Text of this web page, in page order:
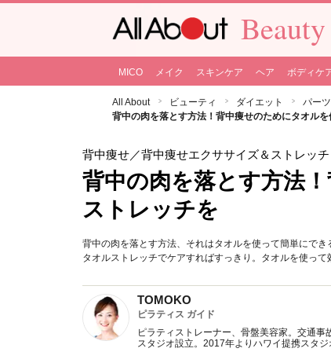
Beauty
MICO メイク スキンケア ヘア ボディケ
All About ビューティ ダイエット パー
背中の肉を落とす方法！背中痩せのためにタオル
背中痩せ／背中痩せエクササイズ＆ストレッチ
背中の肉を落とす方法
ストレッチを
背中の肉を落とす方法、それはタオルを使って簡単にで
タオルストレッチでケアすればすっきり。タオルを使っ
TOMOKO
ピラティス ガイド
ピラティストレーナー、骨盤美容家。交通
スタジオ設立。2017年よりハワイ提携スタ